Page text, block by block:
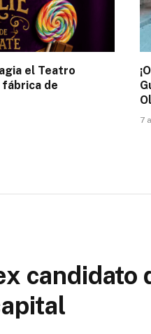
el Teatro
fábrica de
7
candidato